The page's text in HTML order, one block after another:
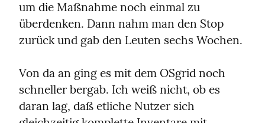
um die Maßnahme noch einmal zu
überdenken. Dann nahm man den Stop
zurück und gab den Leuten sechs Wochen.
Von da an ging es mit dem OSgrid noch
schneller bergab. Ich weiß nicht, ob es
daran lag, daß etliche Nutzer sich